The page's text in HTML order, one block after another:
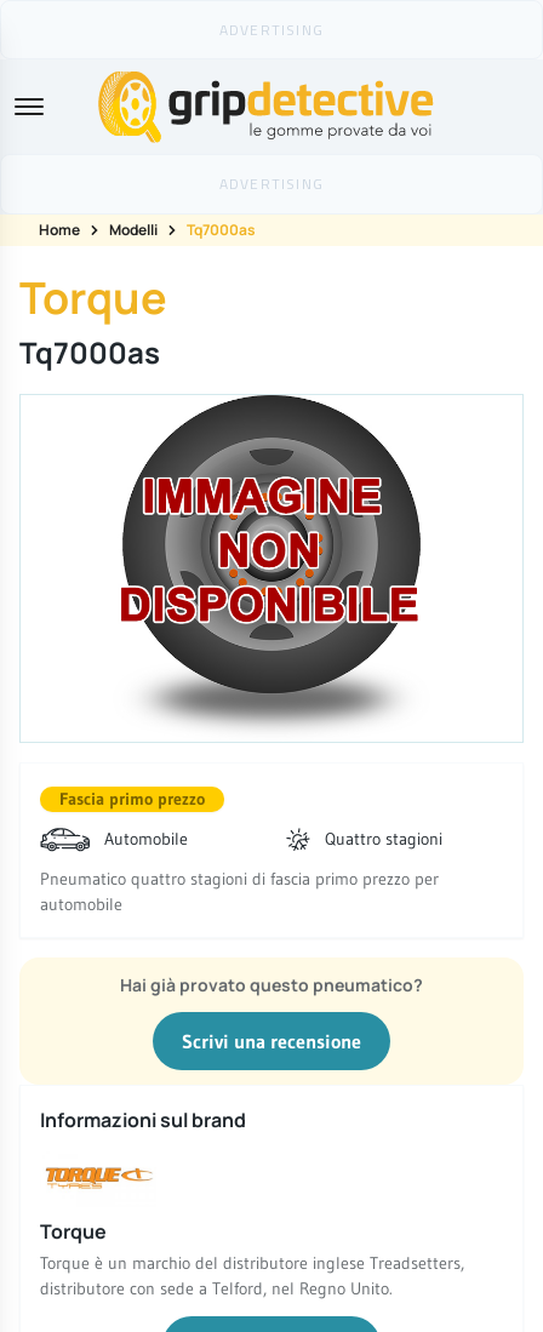
GripDetective
Home Modelli Tq7000as
Torque
Tq7000as
Fascia primo prezzo
Automobile
Quattro stagioni
Pneumatico quattro stagioni di fascia primo prezzo per
automobile
Hai già provato questo pneumatico?
Scrivi una recensione
Informazioni sul brand
Torque
Torque è un marchio del distributore inglese Treadsetters,
distributore con sede a Telford, nel Regno Unito.